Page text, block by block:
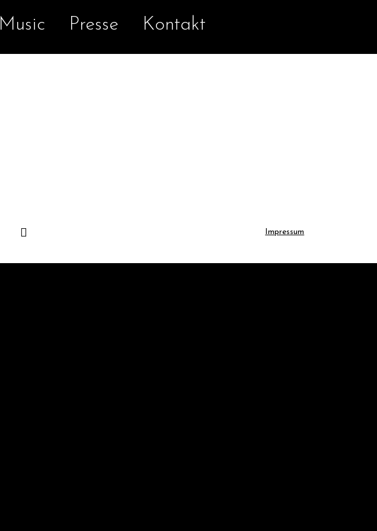
Music Presse Kontakt
Impressum